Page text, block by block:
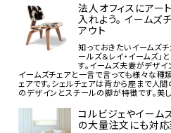
法人オフィスにアー
入れよう。 イームズ
アウト
知っておきたいイームズ
ールズ＆レイ・イームズ」
す。イームズ夫妻がデザ
イームズチェアと一言で言っても様々な種
ェアです。シェルチェアは背から座まで人
のデザインとスチールの脚が特徴です。
コルビジェやイーム
の大量注文にも対